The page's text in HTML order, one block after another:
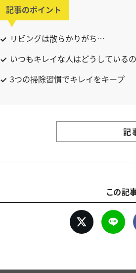
記事のポイント
リビングは散らかりがち…
いつもキレイな人はどうしている
3つの掃除習慣でキレイをキープ
記
この記